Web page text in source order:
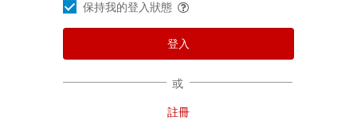
保持我的登入狀態
或